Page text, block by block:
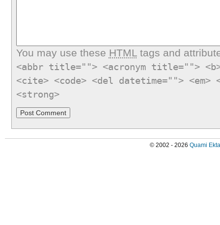
You may use these HTMLtags and
<abbr title=""> <acronym title="">
<cite> <code> <del datetime="">
<strong>
© 2002 - 2026 Quami